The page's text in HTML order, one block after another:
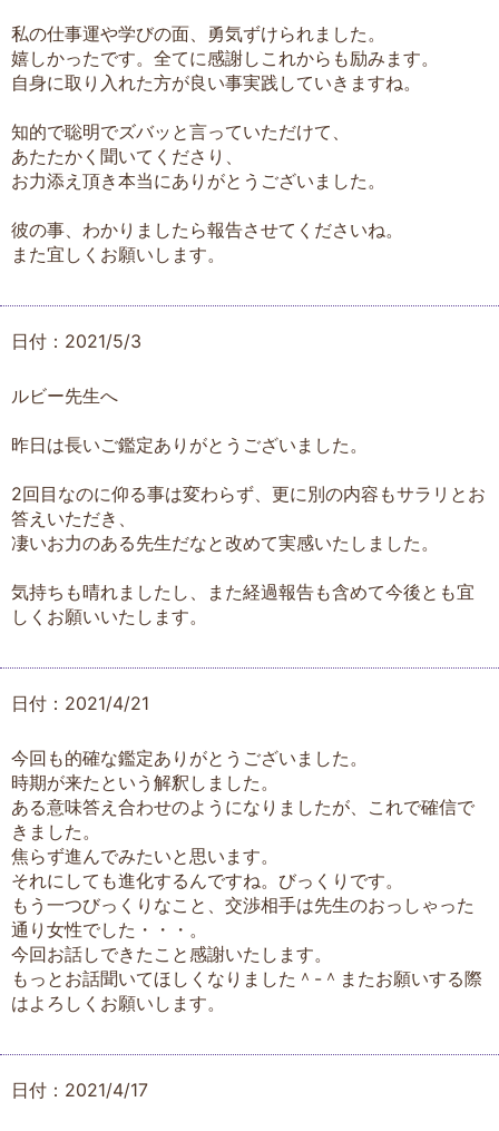
私の仕事運や学びの面、勇気ずけられました。
嬉しかったです。全てに感謝しこれからも励みます。
自身に取り入れた方が良い事実践していきますね。
知的で聡明でズバッと言っていただけて、
あたたかく聞いてくださり、
お力添え頂き本当にありがとうございました。
彼の事、わかりましたら報告させてくださいね。
また宜しくお願いします。
日付：2021/5/3
ルビー先生へ
昨日は長いご鑑定ありがとうございました。
2回目なのに仰る事は変わらず、更に別の内容もサラリとお
答えいただき、
凄いお力のある先生だなと改めて実感いたしました。
気持ちも晴れましたし、また経過報告も含めて今後とも宜
しくお願いいたします。
日付：2021/4/21
今回も的確な鑑定ありがとうございました。
時期が来たという解釈しました。
ある意味答え合わせのようになりましたが、これで確信で
きました。
焦らず進んでみたいと思います。
それにしても進化するんですね。びっくりです。
もう一つびっくりなこと、交渉相手は先生のおっしゃった
通り女性でした・・・。
今回お話しできたこと感謝いたします。
もっとお話聞いてほしくなりました＾-＾またお願いする際
はよろしくお願いします。
日付：2021/4/17